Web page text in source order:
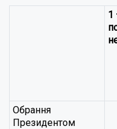
1
Обрання
Президентом